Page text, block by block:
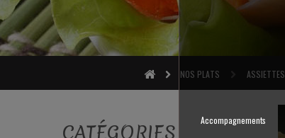
Accompagnements
NOS PLATS ASSIETTES
CATÉGORIES